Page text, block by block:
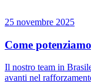
25 novembre 2025
Come
Il nostro team in
avanti nel